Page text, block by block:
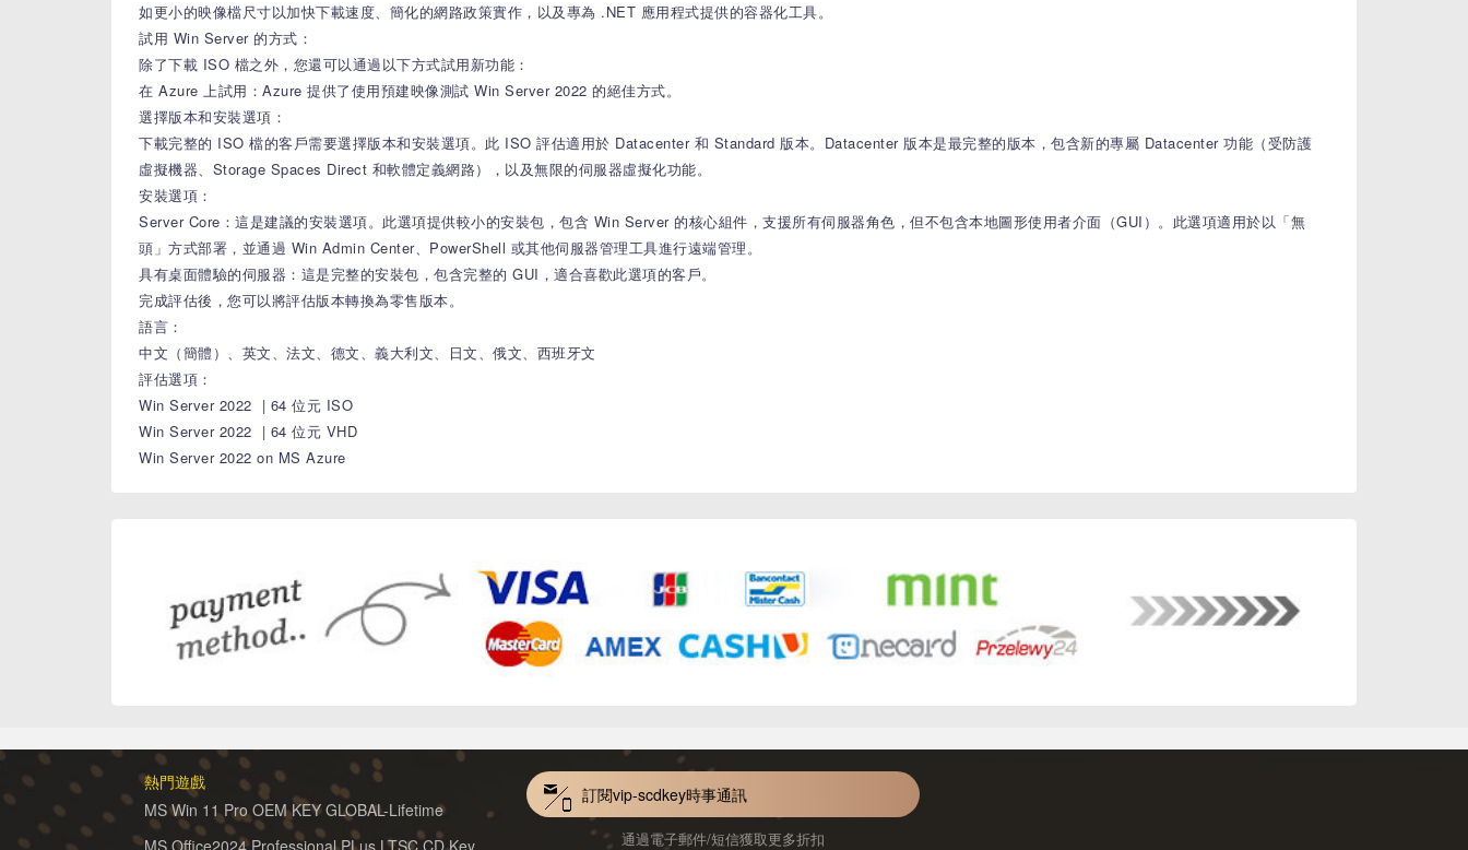
如更小的映像檔尺寸以加快下載速度、簡化的網路政策實作，以及專為 .NET 應用程式提供的容器化工具。
試用 Win Server 的方式：
除了下載 ISO 檔之外，您還可以通過以下方式試用新功能：
在 Azure 上試用：Azure 提供了使用預建映像測試 Win Server 2022 的絕佳方式。
選擇版本和安裝選項：
下載完整的 ISO 檔的客戶需要選擇版本和安裝選項。此 ISO 評估適用於 Datacenter 和 Standard 版本。Datacenter 版本是最完整的版本，包含新的專屬 Datacenter 功能（受防護
虛擬機器、Storage Spaces Direct 和軟體定義網路），以及無限的伺服器虛擬化功能。
安裝選項：
Server Core：這是建議的安裝選項。此選項提供較小的安裝包，包含 Win Server 的核心組件，支援所有伺服器角色，但不包含本地圖形使用者介面（GUI）。此選項適用於以「無
頭」方式部署，並通過 Win Admin Center、PowerShell 或其他伺服器管理工具進行遠端管理。
具有桌面體驗的伺服器：這是完整的安裝包，包含完整的 GUI，適合喜歡此選項的客戶。
完成評估後，您可以將評估版本轉換為零售版本。
語言：
中文（簡體）、英文、法文、德文、義大利文、日文、俄文、西班牙文
評估選項：
Win Server 2022 | 64 位元 ISO
Win Server 2022 | 64 位元 VHD
Win Server 2022 on MS Azure
熱門遊戲
MS Win 11 Pro OEM KEY GLOBAL-Lifetime
訂閱vip-scdkey時事通訊
通過電子郵件/短信獲取更多折扣